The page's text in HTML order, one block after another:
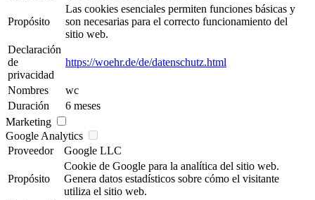
Propósito
Las cookies esenciales permiten funciones básicas y
son necesarias para el correcto funcionamiento del
sitio web.
Declaración
de
privacidad
https://woehr.de/de/datenschutz.html
Nombres
wc
Duración
6 meses
Marketing
Google Analytics
Proveedor
Google LLC
Propósito
Cookie de Google para la analítica del sitio web.
Genera datos estadísticos sobre cómo el visitante
utiliza el sitio web.